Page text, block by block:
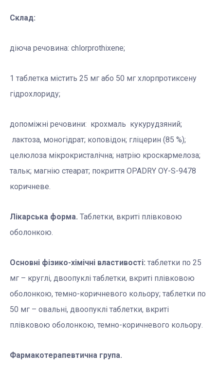
Склад:
діюча речовина: chlorprothixene;
1 таблетка містить 25 мг або 50 мг хлорпротиксену
гідрохлориду;
допоміжні речовини: крохмаль кукурудзяний;
лактоза, моногідрат; коповідон; гліцерин (85 %);
целюлоза мікрокристалічна; натрію кроскармелоза;
тальк; магнію стеарат; покриття OPADRY OY-S-9478
коричневе.
Лікарська форма. Таблетки, вкриті плівковою
оболонкою.
Основні фізико-хімічні властивості: таблетки по 25
мг – круглі, двоопуклі таблетки, вкриті плівковою
оболонкою, темно-коричневого кольору; таблетки по
50 мг – овальні, двоопуклі таблетки, вкриті
плівковою оболонкою, темно-коричневого кольору.
Фармакотерапевтична група.